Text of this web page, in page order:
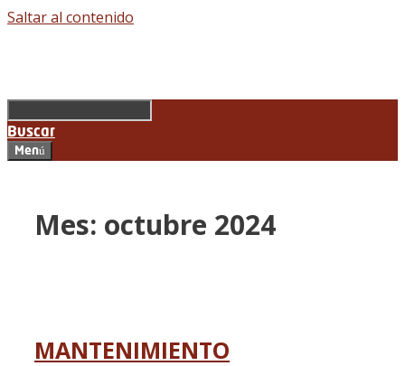
Saltar al contenido
Buscar
Menú
Mes: octubre 2024
MANTENIMIENTO